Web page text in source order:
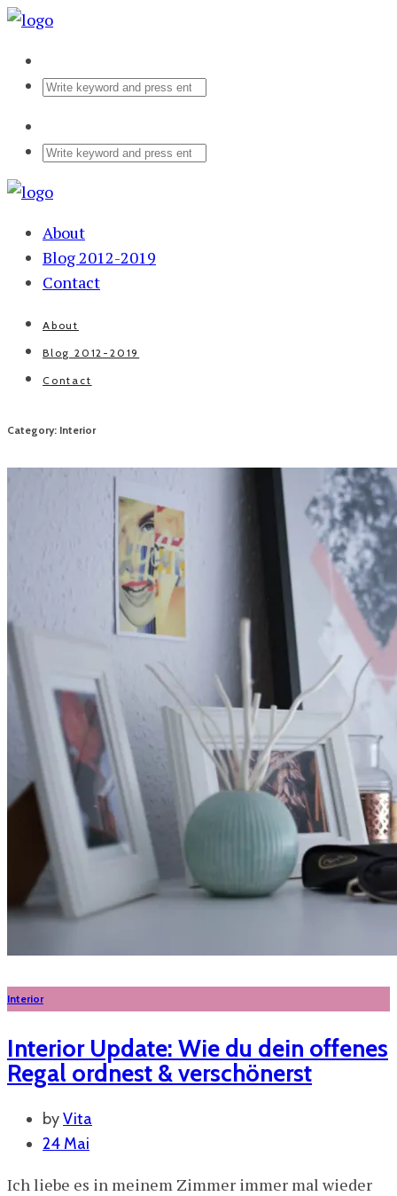
About
Blog 2012-2019
Contact
About
Blog 2012-2019
Contact
Category: Interior
Interior
Interior Update: Wie du dein offenes
Regal ordnest & verschönerst
byVita
24 Mai
Ich liebe es in meinem Zimmer immer mal wieder